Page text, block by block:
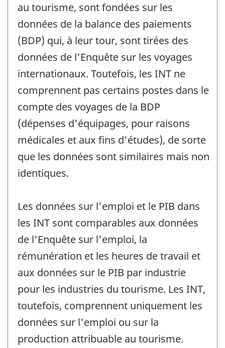
au tourisme, sont fondées sur les
données de la balance des paiements
(BDP) qui, à leur tour, sont tirées des
données de l'Enquête sur les voyages
internationaux. Toutefois, les INT ne
comprennent pas certains postes dans le
compte des voyages de la BDP
(dépenses d'équipages, pour raisons
médicales et aux fins d'études), de sorte
que les données sont similaires mais non
identiques.
Les données sur l'emploi et le PIB dans
les INT sont comparables aux données
de l'Enquête sur l'emploi, la
rémunération et les heures de travail et
aux données sur le PIB par industrie
pour les industries du tourisme. Les INT,
toutefois, comprennent uniquement les
données sur l'emploi ou sur la
production attribuable au tourisme.